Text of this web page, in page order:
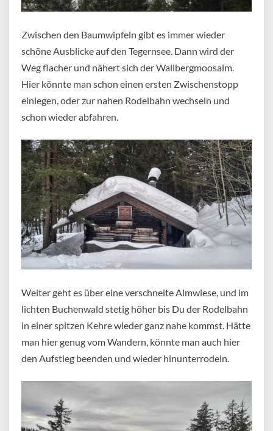
Zwischen den Baumwipfeln gibt es immer wieder
schöne Ausblicke auf den Tegernsee. Dann wird der
Weg flacher und nähert sich der Wallbergmoosalm.
Hier könnte man schon einen ersten Zwischenstopp
einlegen, oder zur nahen Rodelbahn wechseln und
schon wieder abfahren.
Weiter geht es über eine verschneite Almwiese, und im
lichten Buchenwald stetig höher bis Du der Rodelbahn
in einer spitzen Kehre wieder ganz nahe kommst. Hätte
man hier genug vom Wandern, könnte man auch hier
den Aufstieg beenden und wieder hinunterrodeln.